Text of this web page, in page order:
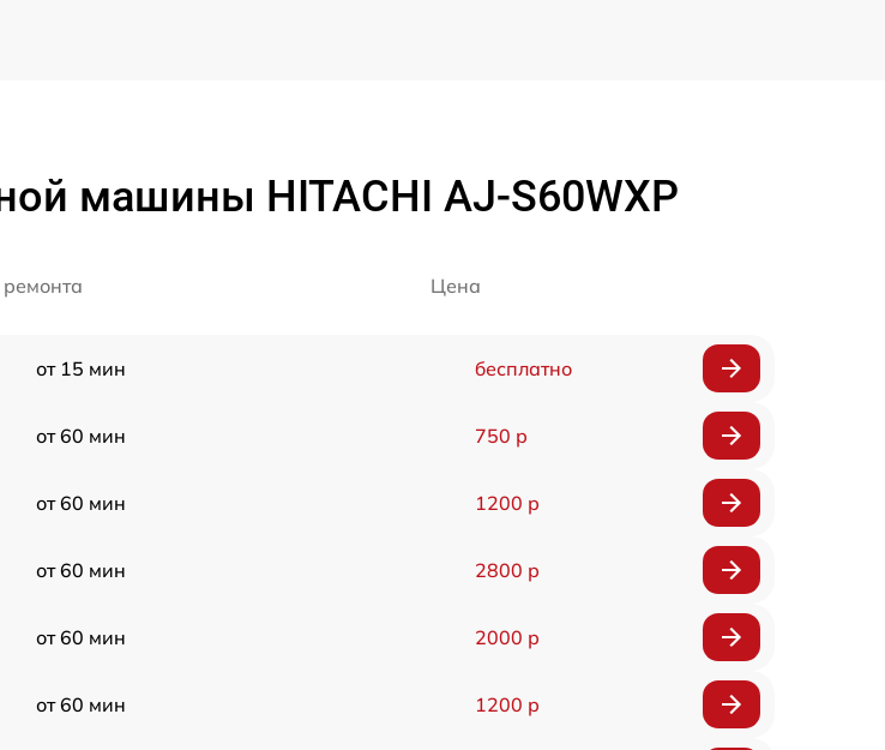
машины HITACHI AJ-S60WXP
Цена
от 15 мин бесплатно
от 60 мин 750 р
от 60 мин 1200 р
от 60 мин 2800 р
от 60 мин 2000 р
от 60 мин 1200 р